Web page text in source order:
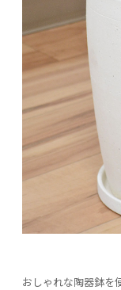
おしゃれな陶器鉢を